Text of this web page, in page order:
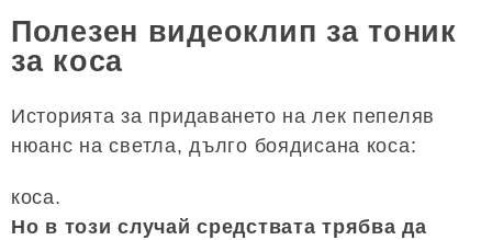
Полезен видеоклип за тоник
за коса
Историята за придаването на лек пепеляв
нюанс на светла, дълго боядисана коса:
коса.
Но в този случай средствата трябва да